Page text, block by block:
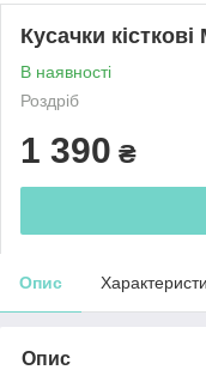
Кусачки
В наявності
Роздріб
1 390 ₴
Опис
Опис